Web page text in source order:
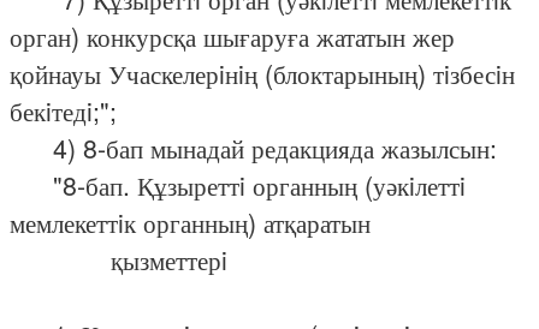
орган) конкурсқа шығаруға жататын жер
қойнауы Учаскелерiнiң (блоктарының) тiзбесiн
бекiтедi;";
4) 8-бап мынадай редакцияда жазылсын:
"8-бап. Құзыреттi органның (уәкiлеттi
мемлекеттiк органның) атқаратын
қызметтерi